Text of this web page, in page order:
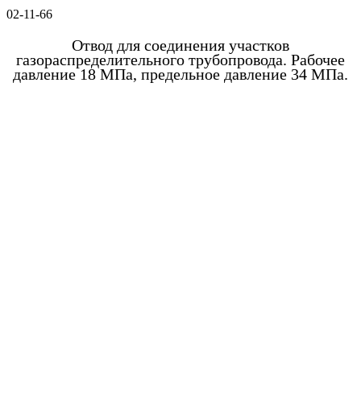
02-11-66
Отвод для соединения участков
газораспределительного трубопровода. Рабочее
давление 18 МПа, предельное давление 34 МПа.